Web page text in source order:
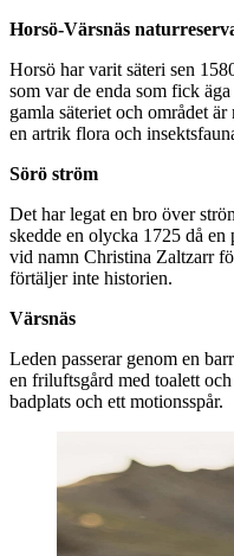
Horsö-Värsnäs
Horsö har varit säteri sen
som var de enda som fick
gamla säteriet och området
en artrik flora och
Sörö ström
Det har legat en bro över
skedde en olycka 1725 då
vid namn Christina Zaltzarr
förtäljer inte historien.
Värsnäs
Leden passerar genom en
en friluftsgård med toalett
badplats och ett motionsspår.